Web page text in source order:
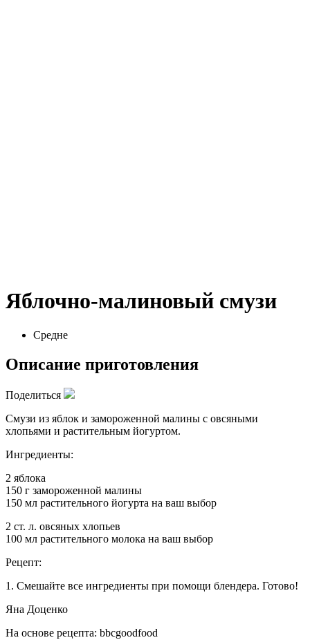
Яблочно-малиновый смузи
Средне
Описание приготовления
Поделиться
Смузи из яблок и замороженной малины с овсяными
хлопьями и растительным йогуртом.
Ингредиенты:
2 яблока
150 г замороженной малины
150 мл растительного йогурта на ваш выбор
2 ст. л. овсяных хлопьев
100 мл растительного молока на ваш выбор
Рецепт:
1. Смешайте все ингредиенты при помощи блендера. Готово!
Яна Доценко
На основе рецепта: bbcgoodfood